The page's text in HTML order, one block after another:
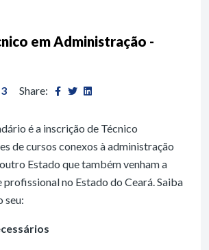
em Administração -
Share:
é a inscrição de Técnico
de cursos conexos à administração
Estado que também venham a
no Estado do Ceará. Saiba
seu: